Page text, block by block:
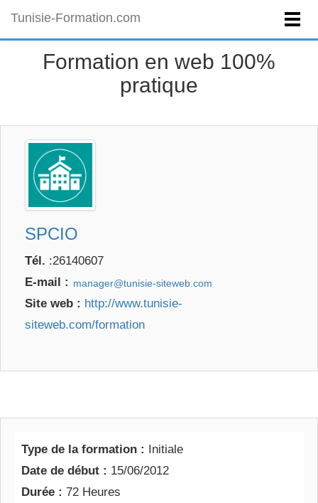
Tunisie-Formation.com
Formation en web 100%
pratique
SPCIO
Tél. :26140607
E-mail :
Site web : http://www.tunisie-
siteweb.com/formation
Type de la formation : Initiale
Date de début : 15/06/2012
Durée : 72 Heures